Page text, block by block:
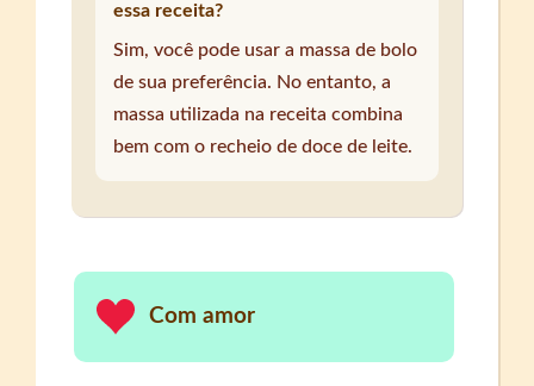
essa receita?
Sim, você pode usar a massa de bolo
de sua preferência. No entanto, a
massa utilizada na receita combina
bem com o recheio de doce de leite.
Com amor